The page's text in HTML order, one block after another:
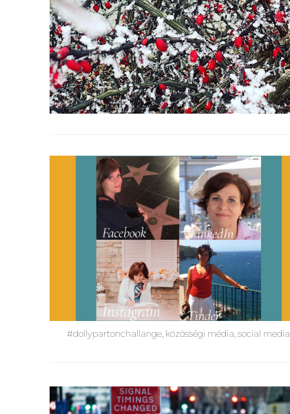
#dollypartonchallange, közösségi média, social media